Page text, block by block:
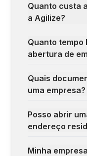
Quanto custa
a Agilize?
Quanto tempo
abertura de
Quais
uma empresa?
Posso abrir
endereço
Minha